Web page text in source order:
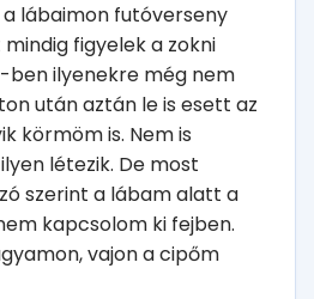
lábaimon futóverseny
figyelek a zokni
ben ilyenekre még nem
után aztán le is esett az
körmöm is. Nem is
létezik. De most
szerint a lábam alatt a
kapcsolom ki fejben.
vajon a cipőm